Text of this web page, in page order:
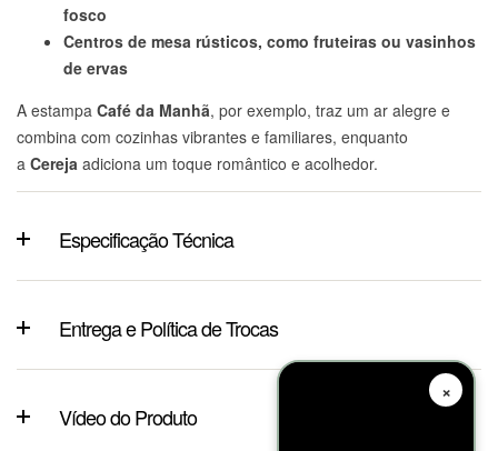
fosco
Centros de mesa rústicos, como fruteiras ou vasinhos
de ervas
A estampa Café da Manhã, por exemplo, traz um ar alegre e
combina com cozinhas vibrantes e familiares, enquanto
a Cereja adiciona um toque romântico e acolhedor.
Especificação Técnica
Entrega e Política de Trocas
Vídeo do Produto
×